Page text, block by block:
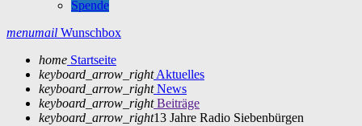
Spende
menumail Wunschbox
home Startseite
keyboard_arrow_rightAktuelles
keyboard_arrow_right News
keyboard_arrow_right Beiträge
keyboard_arrow_right13 Jahre Radio Siebenbürgen